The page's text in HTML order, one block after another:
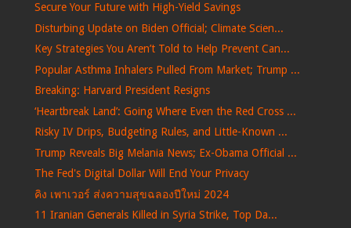
Secure Your Future with High-Yield Savings
Disturbing Update on Biden Official; Climate Scien...
Key Strategies You Aren’t Told to Help Prevent Can...
Popular Asthma Inhalers Pulled From Market; Trump ...
Breaking: Harvard President Resigns
‘Heartbreak Land’: Going Where Even the Red Cross ...
Risky IV Drips, Budgeting Rules, and Little-Known ...
Trump Reveals Big Melania News; Ex-Obama Official ...
The Fed's Digital Dollar Will End Your Privacy
คิง เพาเวอร์ ส่งความสุขฉลองปีใหม่ 2024
11 Iranian Generals Killed in Syria Strike, Top Da...